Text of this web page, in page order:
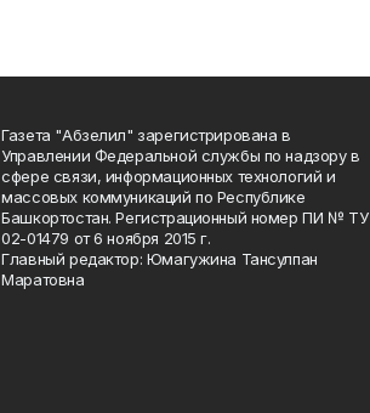
Газета "Абзелил" зарегистрирована в
Управлении Федеральной службы по надзору в
сфере связи, информационных технологий и
массовых коммуникаций по Республике
Башкортостан. Регистрационный номер ПИ № ТУ
02-01479 от 6 ноября 2015 г.
Главный редактор: Юмагужина Тансулпан
Маратовна